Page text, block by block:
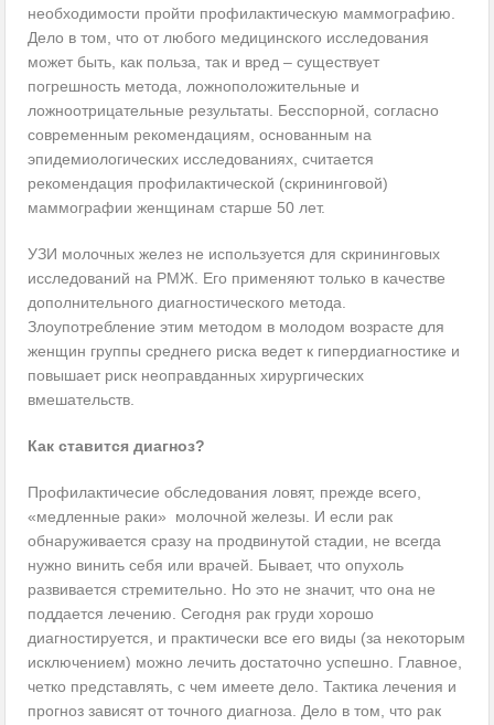
необходимости пройти профилактическую маммографию.
Дело в том, что от любого медицинского исследования
может быть, как польза, так и вред – существует
погрешность метода, ложноположительные и
ложноотрицательные результаты. Бесспорной, согласно
современным рекомендациям, основанным на
эпидемиологических исследованиях, считается
рекомендация профилактической (скрининговой)
маммографии женщинам старше 50 лет.
УЗИ молочных желез не используется для скрининговых
исследований на РМЖ. Его применяют только в качестве
дополнительного диагностического метода.
Злоупотребление этим методом в молодом возрасте для
женщин группы среднего риска ведет к гипердиагностике и
повышает риск неоправданных хирургических
вмешательств.
Как ставится диагноз?
Профилактичесие обследования ловят, прежде всего,
«медленные раки» молочной железы. И если рак
обнаруживается сразу на продвинутой стадии, не всегда
нужно винить себя или врачей. Бывает, что опухоль
развивается стремительно. Но это не значит, что она не
поддается лечению. Сегодня рак груди хорошо
диагностируется, и практически все его виды (за некоторым
исключением) можно лечить достаточно успешно. Главное,
четко представлять, с чем имеете дело. Тактика лечения и
прогноз зависят от точного диагноза. Дело в том, что рак